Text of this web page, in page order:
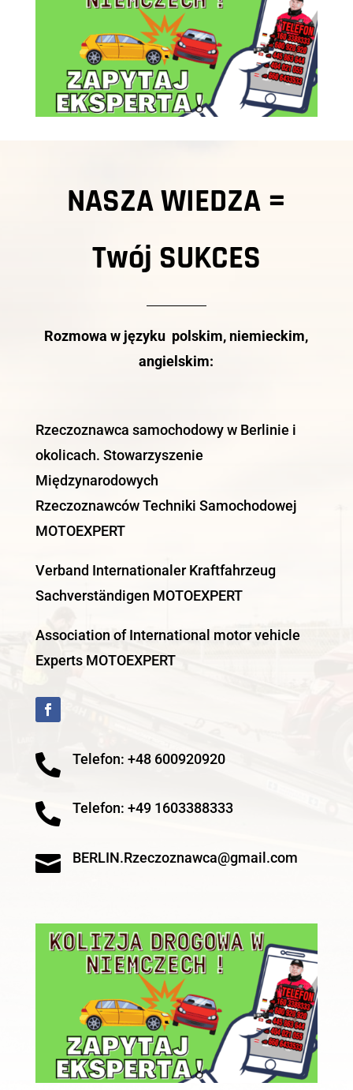
NASZA WIEDZA =
Twój SUKCES
Rozmowa w języku polskim, niemieckim,
angielskim:
Rzeczoznawca samochodowy w Berlinie i
okolicach. Stowarzyszenie
Międzynarodowych
Rzeczoznawców Techniki Samochodowej
MOTOEXPERT
Verband Internationaler Kraftfahrzeug
Sachverständigen MOTOEXPERT
Association of International motor vehicle
Experts MOTOEXPERT
 Telefon: +48 600920920
 Telefon: +49 1603388333
 BERLIN.Rzeczoznawca@gmail.com